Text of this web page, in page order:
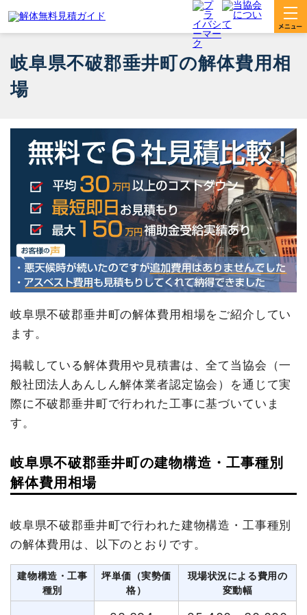
岐阜県不破郡垂井町の解体費用相
場
岐阜県不破郡垂井町の解体費用相場をご紹介してい
ます。
掲載している解体費用や見積書は、全て当協会（一
般社団法人あんしん解体業者認定協会）を通じて実
際に不破郡垂井町で行われた工事に基づいていま
す。
岐阜県不破郡垂井町の建物構造・工事種別
解体費用相場
岐阜県不破郡垂井町で行われた建物構造・工事種別
の解体費用は、以下のとおりです。
建物構造・工事
種別
坪単価（実勢価
格）
現場状況による費用の
変動幅